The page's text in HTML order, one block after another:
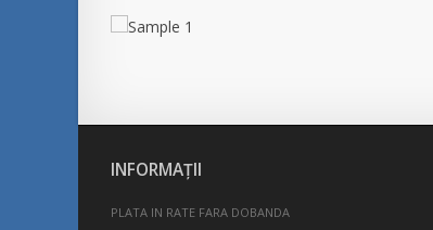
INFORMAŢII
PLATA IN RATE FARA DOBANDA